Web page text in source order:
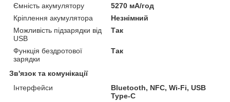
Ємність акумулятору
5270 мА/год
Кріплення акумулятора
Незнімний
Можливість підзарядки від
USB
Так
Функція бездротової
зарядки
Так
Зв'язок та комунікації
Інтерфейси
Bluetooth, NFC, Wi-Fi, USB
Type-C